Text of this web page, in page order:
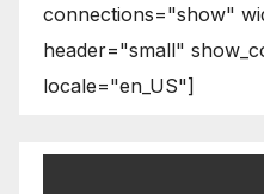
connections="show"
header="small"
locale="en_US"]